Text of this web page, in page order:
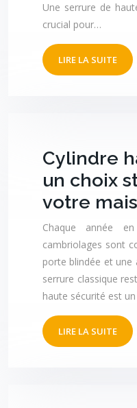
Une serrure de
crucial pour…
LIRE LA SUITE
Cylindre
un choix
votre
Chaque année
cambriolages sont
porte blindée et une
serrure classique
haute sécurité est
LIRE LA SUITE